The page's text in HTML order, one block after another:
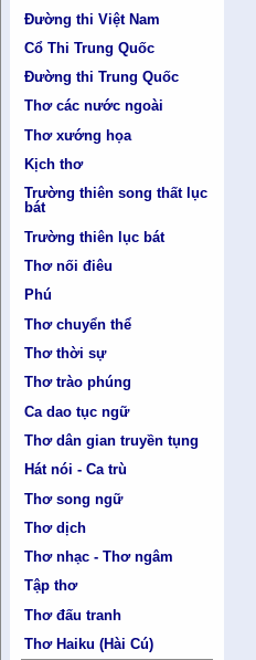
Đường thi Việt Nam
Cổ Thi Trung Quốc
Đường thi Trung Quốc
Thơ các nước ngoài
Thơ xướng họa
Kịch thơ
Trường thiên song thất lục
bát
Trường thiên lục bát
Thơ nối điêu
Phú
Thơ chuyển thể
Thơ thời sự
Thơ trào phúng
Ca dao tục ngữ
Thơ dân gian truyền tụng
Hát nói - Ca trù
Thơ song ngữ
Thơ dịch
Thơ nhạc - Thơ ngâm
Tập thơ
Thơ đấu tranh
Thơ Haiku (Hài Cú)